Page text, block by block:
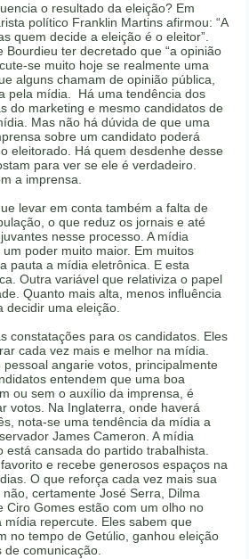
o resultado da eleição? Em
político Franklin Martins afirmou: “A
quem decide a eleição é o eleitor”.
Bourdieu ter decretado que “a opinião
se muito hoje se realmente uma
alguns chamam de opinião pública,
pela mídia. Há uma tendência dos
do marketing e mesmo candidatos de
Mas não há dúvida de que uma
sobre um candidato poderá
eleitorado. Há quem desdenhe desse
para ver se ele é verdadeiro.
a imprensa.
levar em conta também a falta de
o que reduz os jornais e até
nesse processo. A mídia
poder muito maior. Em muitos
pauta a mídia eletrônica. E esta
Outra variável que relativiza o papel
Quanto mais alta, menos influência
decidir uma eleição.
constatações para os candidatos. Eles
cada vez mais e melhor na mídia.
angarie votos, principalmente
entendem que uma boa
ou sem o auxílio da imprensa, é
votos. Na Inglaterra, onde haverá
nota-se uma tendência da mídia a
James Cameron. A mídia
está cansada do partido trabalhista.
e recebe generosos espaços na
O que reforça cada vez mais sua
certamente José Serra, Dilma
Ciro Gomes estão com um olho no
mídia repercute. Eles sabem que
no tempo de Getúlio, ganhou eleição
de comunicação.